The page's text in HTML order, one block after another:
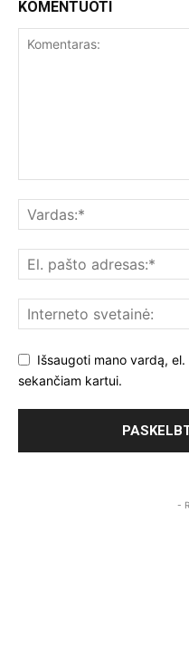
KOMENTUOTI
Išsaugoti mano vardą,
sekančiam kartui.
-